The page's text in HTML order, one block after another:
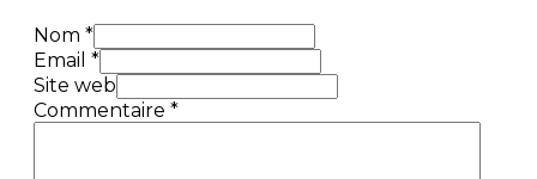
Nom *
Email *
Site web
Commentaire *